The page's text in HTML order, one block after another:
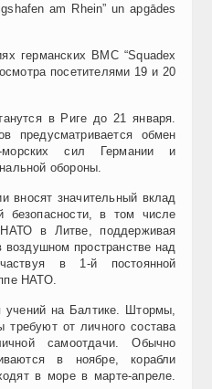
am Rhein” un apgādes
германских ВМС “Squadex
посетителями 19 и 20
в Риге до 21 января.
предусматривается обмен
морских сил Германии и
обороны.
вносят значительный вклад
безопасности, в том числе
в Литве, поддерживая
пространстве над
в 1-й постоянной
НАТО.
на Балтике. Штормы,
требуют от личного состава
самоотдачи. Обычно
в ноябре, корабли
в море в марте-апреле.